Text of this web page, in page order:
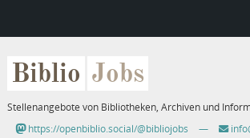
Biblio Jobs
Stellenangebote von Bibliotheken, Archiven und
https://openbiblio.social/@bibliojobs
—